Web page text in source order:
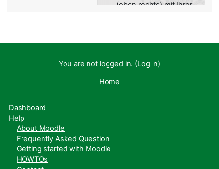
(oben rechts) mit Ihrer
Mitglied der Fakultät 11
You are not logged in. (Log in)
Home
Dashboard
Help
About Moodle
Frequently Asked Question
Getting started with Moodle
HOWTOs